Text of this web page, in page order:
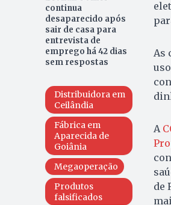
continua
desaparecido após
sair de casa para
entrevista de
emprego há 42 dias
sem respostas
Distribuidora em
Ceilândia
Fábrica em
Aparecida de
Goiânia
Megaoperação
Produtos
falsificados
As
A
de